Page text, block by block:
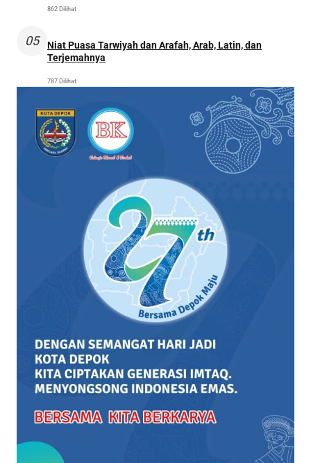
862 Dilihat
05
Niat Puasa Tarwiyah dan Arafah, Arab, Latin, dan
Terjemahnya
787 Dilihat